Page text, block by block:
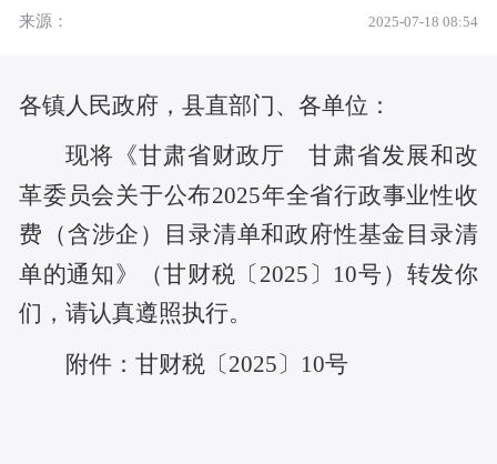
来源： 2025-07-18 08:54
各镇人民政府，县直部门、各单位 ：
现将《甘肃省财政厅 甘肃省发展和改
革委员会关于公布2025年全省行政事业性收
费（含涉企）目录清单和政府性基金目录清
单的通知》（甘财税〔 2025 〕 10号）转发你
们，请认真遵照执行。
附件：甘财税〔2025〕 10号